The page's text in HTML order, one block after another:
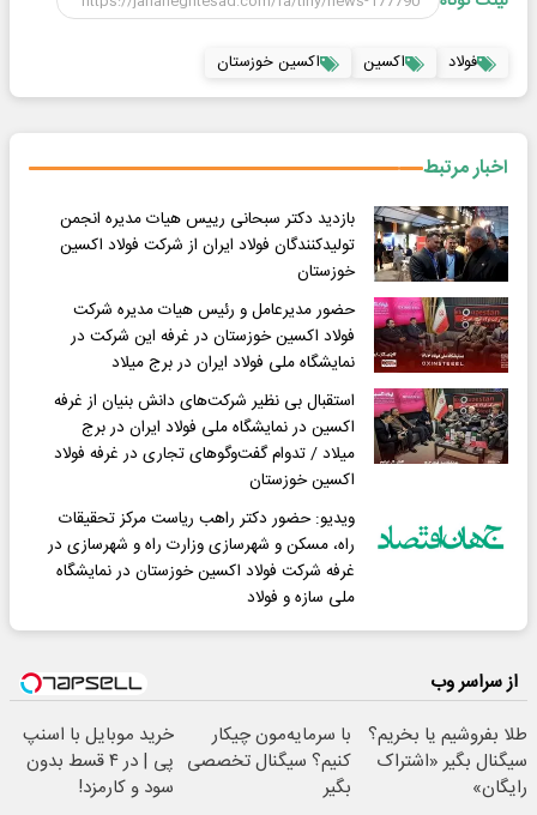
فولاد اکسین اکسین خوزستان
اخبار مرتبط
بازدید دکتر سبحانی رییس هیات مدیره انجمن
تولیدکنندگان فولاد ایران از شرکت فولاد اکسین
خوزستان
حضور مدیرعامل و رئیس هیات مدیره شرکت
فولاد اکسین خوزستان در غرفه این شرکت در
نمایشگاه ملی فولاد ایران در برج میلاد
استقبال بی نظیر شرکت‌های دانش بنیان از غرفه
اکسین در نمایشگاه ملی فولاد ایران در برج
میلاد / تدوام گفت‌وگوهای تجاری در غرفه فولاد
اکسین خوزستان
ویدیو: حضور دکتر راهب ریاست مرکز تحقیقات
راه، مسکن و شهرسازی وزارت راه و شهرسازی در
غرفه شرکت فولاد اکسین خوزستان در نمایشگاه
ملی سازه و فولاد
از سراسر وب
طلا بفروشیم یا بخریم؟
سیگنال بگیر «اشتراک
رایگان»
با سرمایه‌مون چیکار
کنیم؟ سیگنال تخصصی
بگیر
خرید موبایل با اسنپ
پی | در ۴ قسط بدون
سود و کارمزد!